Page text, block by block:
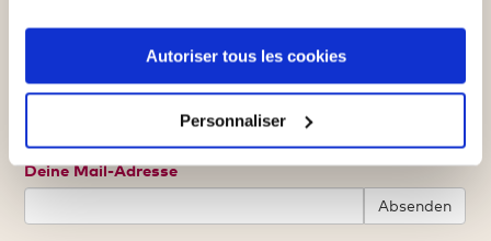
Autoriser tous les cookies
Personnaliser
dir einen 5€ Gutschein*
Deine Mail-Adresse
Absenden